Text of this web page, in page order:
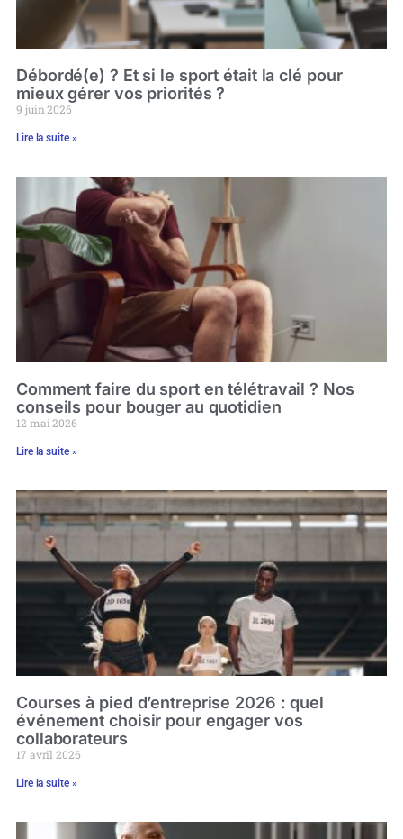
Débordé(e) ? Et si le sport était la clé pour
mieux gérer vos priorités ?
9 juin 2026
Lire la suite »
Comment faire du sport en télétravail ? Nos
conseils pour bouger au quotidien
12 mai 2026
Lire la suite »
Courses à pied d’entreprise 2026 : quel
événement choisir pour engager vos
collaborateurs
17 avril 2026
Lire la suite »